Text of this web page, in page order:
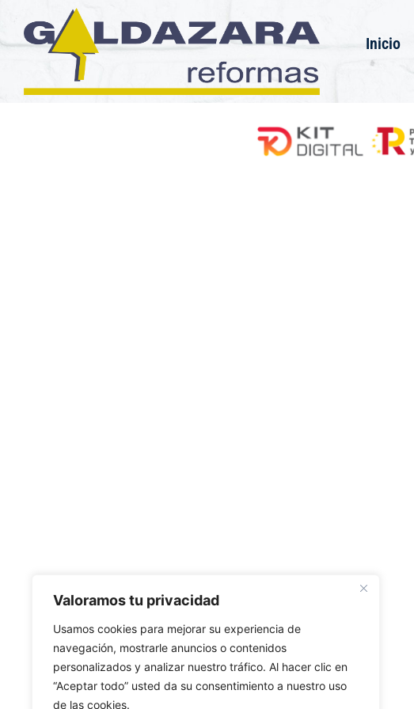
Valoramos tu privacidad
Usamos cookies para mejorar su experiencia de
navegación, mostrarle anuncios o contenidos
personalizados y analizar nuestro tráfico. Al hacer clic en
“Aceptar todo” usted da su consentimiento a nuestro uso
de las cookies.
Inicio